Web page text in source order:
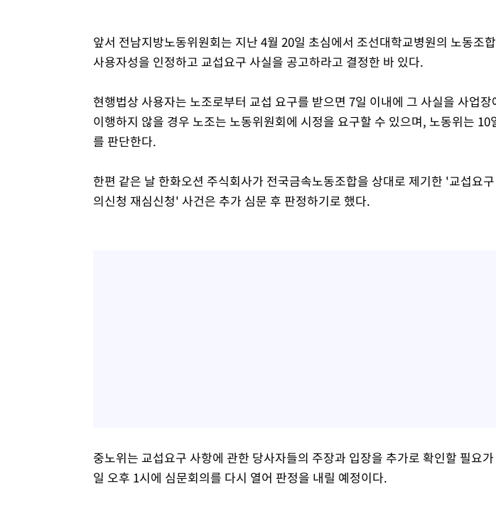
앞서 전남지방노동위원회는 지난 4월 20일 초심에서 조선대학교병원의 노동조
사용자성을 인정하고 교섭요구 사실을 공고하라고 결정한 바 있다.
현행법상 사용자는 노조로부터 교섭 요구를 받으면 7일 이내에 그 사실을 사업
이행하지 않을 경우 노조는 노동위원회에 시정을 요구할 수 있으며, 노동위는 10
를 판단한다.
한편 같은 날 한화오션 주식회사가 전국금속노동조합을 상대로 제기한 '교섭요
의신청 재심신청' 사건은 추가 심문 후 판정하기로 했다.
중노위는 교섭요구 사항에 관한 당사자들의 주장과 입장을 추가로 확인할 필요
일 오후 1시에 심문회의를 다시 열어 판정을 내릴 예정이다.